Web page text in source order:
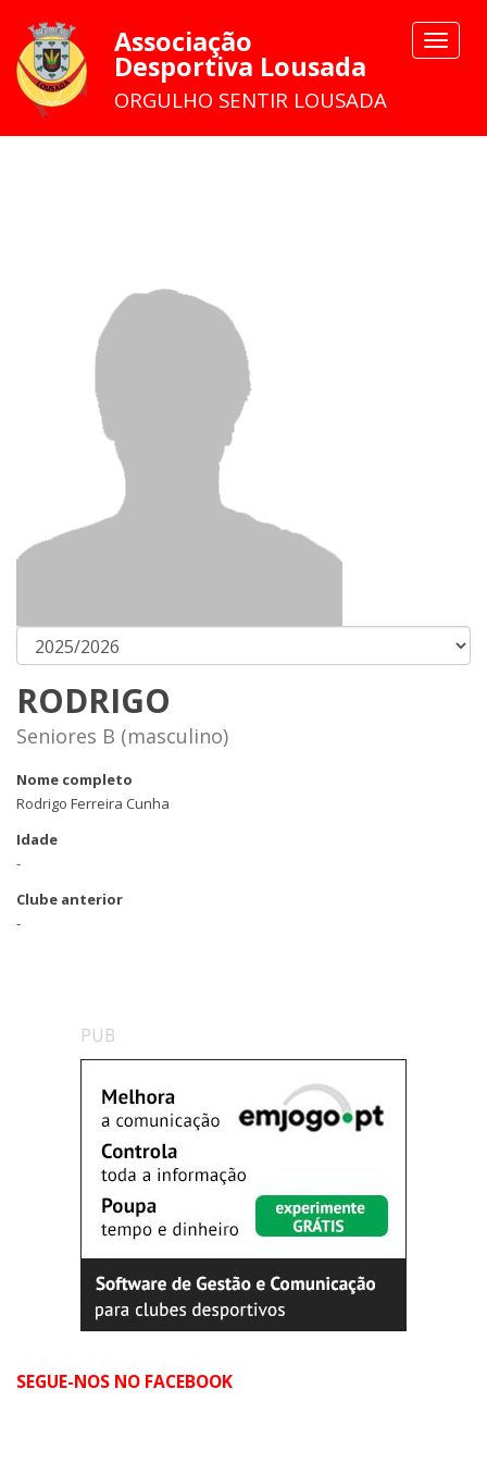
Toggle
Associação
Desportiva Lousada
ORGULHO SENTIR LOUSADA
RODRIGO
Seniores B (masculino)
Nome completo
Rodrigo Ferreira Cunha
Idade
-
Clube anterior
-
PUB
SEGUE-NOS NO FACEBOOK